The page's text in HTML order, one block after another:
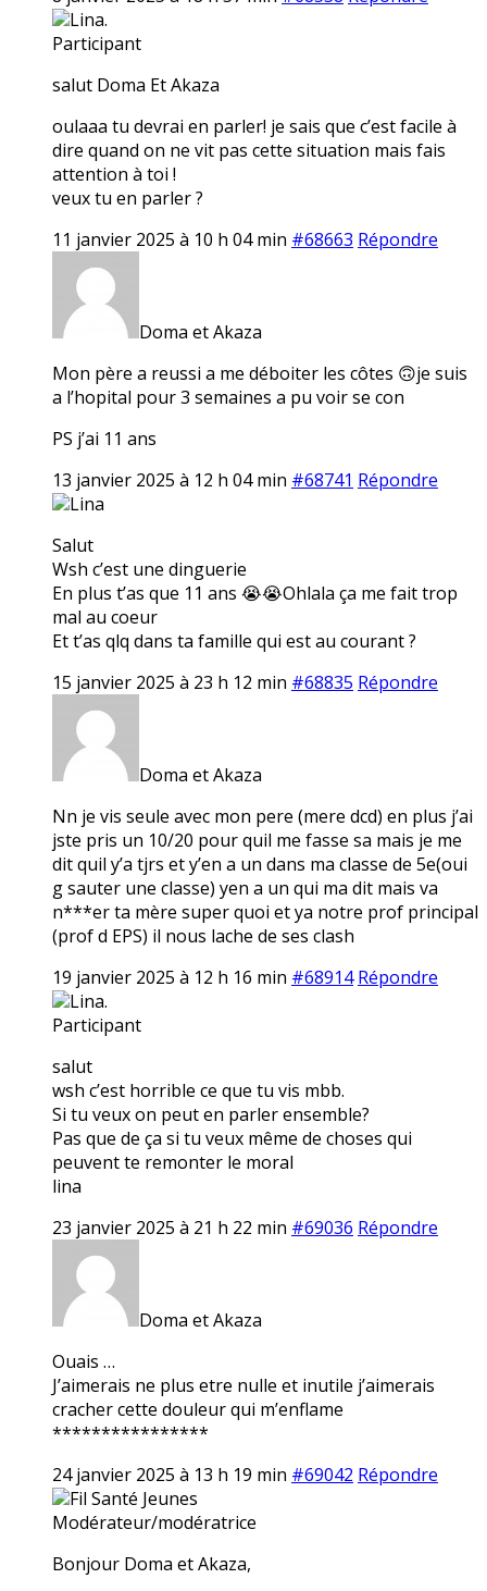
Lina.
Participant
salut Doma Et Akaza
oulaaa tu devrai en parler! je sais que c’est facile à
dire quand on ne vit pas cette situation mais fais
attention à toi !
veux tu en parler ?
11 janvier 2025 à 10 h 04 min #68663 Répondre
Doma et Akaza
Mon père a reussi a me déboiter les côtes 🙃je suis
a l’hopital pour 3 semaines a pu voir se con
PS j’ai 11 ans
13 janvier 2025 à 12 h 04 min #68741 Répondre
Lina
Salut
Wsh c’est une dinguerie
En plus t’as que 11 ans 😭😭Ohlala ça me fait trop
mal au coeur
Et t’as qlq dans ta famille qui est au courant ?
15 janvier 2025 à 23 h 12 min #68835 Répondre
Doma et Akaza
Nn je vis seule avec mon pere (mere dcd) en plus j’ai
jste pris un 10/20 pour quil me fasse sa mais je me
dit quil y’a tjrs et y’en a un dans ma classe de 5e(oui
g sauter une classe) yen a un qui ma dit mais va
n***er ta mère super quoi et ya notre prof principal
(prof d EPS) il nous lache de ses clash
19 janvier 2025 à 12 h 16 min #68914 Répondre
Lina.
Participant
salut
wsh c’est horrible ce que tu vis mbb.
Si tu veux on peut en parler ensemble?
Pas que de ça si tu veux même de choses qui
peuvent te remonter le moral
lina
23 janvier 2025 à 21 h 22 min #69036 Répondre
Doma et Akaza
Ouais …
J’aimerais ne plus etre nulle et inutile j’aimerais
cracher cette douleur qui m’enflame
****************
24 janvier 2025 à 13 h 19 min #69042 Répondre
Fil Santé Jeunes
Modérateur/modératrice
Bonjour Doma et Akaza,